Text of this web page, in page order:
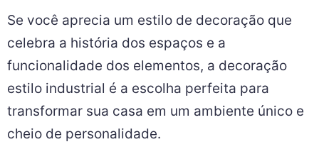
Se você aprecia um estilo de decoração que
celebra a história dos espaços e a
funcionalidade dos elementos, a decoração
estilo industrial é a escolha perfeita para
transformar sua casa em um ambiente único e
cheio de personalidade.